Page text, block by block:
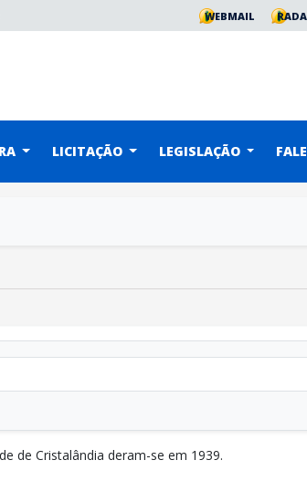
WEBMAIL
LICITAÇÃO LEGISLAÇÃO
de Cristalândia deram-se em 1939.